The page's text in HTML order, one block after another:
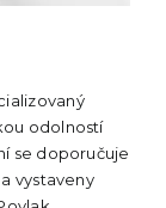
odolností
se doporučuje
vystaveny